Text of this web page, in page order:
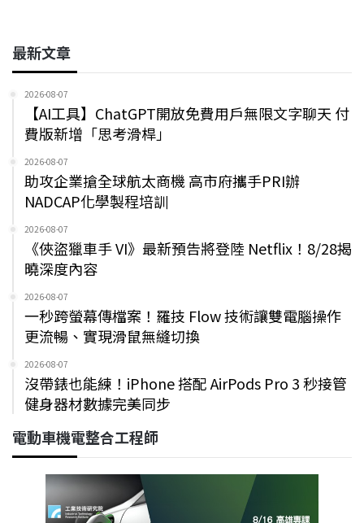
最新文章
2026-08-07
【AI工具】ChatGPT開放免費用戶無限文字聊天 付
費版新增「思考滑桿」
2026-08-07
助攻企業搶全球航太商機 高市府攜手PRI辦
NADCAP化學製程培訓
2026-08-07
《俠盜獵車手 VI》最新預告將登陸 Netflix！8/28揭
曉深度內容
2026-08-07
一秒跨螢幕傳檔案！羅技 Flow 技術讓雙電腦操作
更流暢、實現滑鼠無縫切換
2026-08-07
沒帶錶也能練！iPhone 搭配 AirPods Pro 3 秒接管
健身器材數據完美同步
電動車機電整合工程師